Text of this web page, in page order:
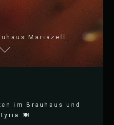
Mariazell
im Brauhaus und
🍽️